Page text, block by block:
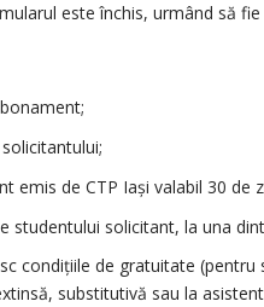
este închis, urmând să
emis de CTP Iași valabil 30 de
studentului solicitant, la una
condițiile de gratuitate
substitutivă sau la